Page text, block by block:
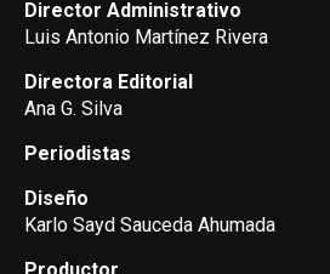
Director Administrativo
Luis Antonio Martínez Rivera
Directora Editorial
Ana G. Silva
Periodistas
Diseño
Karlo Sayd Sauceda Ahumada